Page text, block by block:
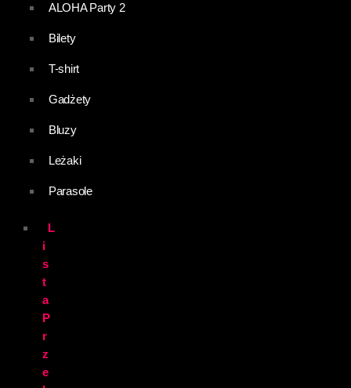
ALOHA Party 2
Bilety
T-shirt
Gadżety
Bluzy
Leżaki
Parasole
L
i
s
t
a
P
r
z
e